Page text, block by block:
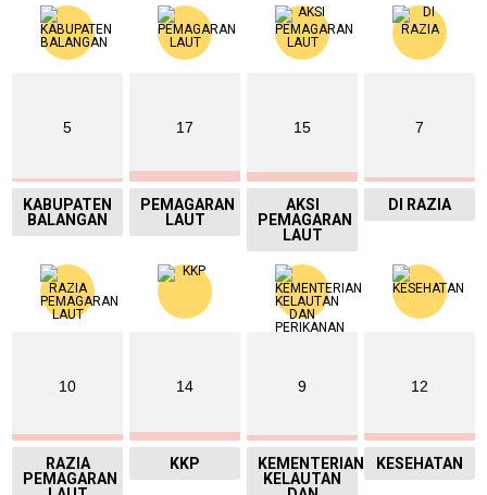
5
KABUPATEN
BALANGAN
17
PEMAGARAN
LAUT
15
AKSI
PEMAGARAN
LAUT
7
DI RAZIA
10
RAZIA
PEMAGARAN
14
KKP
9
KEMENTERIAN
KELAUTAN
12
KESEHATAN